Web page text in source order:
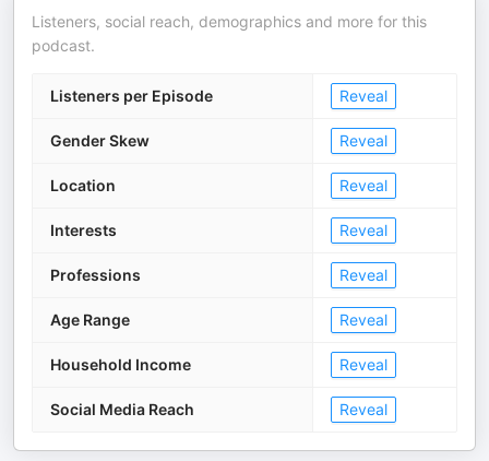
Listeners, social reach, demographics and more for this
podcast.
Listeners per Episode Reveal
Gender Skew Reveal
Location Reveal
Interests Reveal
Professions Reveal
Age Range Reveal
Household Income Reveal
Social Media Reach Reveal